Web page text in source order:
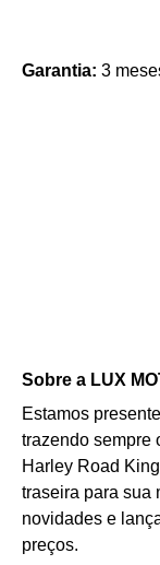
Garantia: 3
Sobre a LUX
Estamos
trazendo sempre
Harley Road
traseira para sua
novidades e
preços.